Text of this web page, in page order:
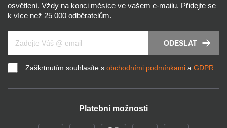
osvětlení. Vždy na konci měsíce ve vašem e-mailu. Přidejte se
k více než 25 000 odběratelům.
ODESLAT
Zaškrtnutím souhlasíte s obchodními podmínkami a GDPR
Platební možnosti